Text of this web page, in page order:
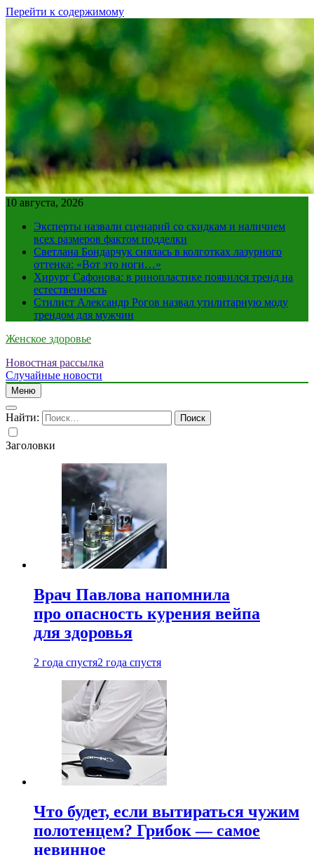
Перейти к содержимому
10 августа, 2026
Эксперты назвали сценарий со скидкам и наличием
всех размеров фактом подделки
Светлана Бондарчук снялась в колготках лазурного
оттенка: «Вот это ноги…»
Хирург Сафонова: в ринопластике появился тренд на
естественность
Стилист Александр Рогов назвал утилитарную моду
трендом для мужчин
Женское здоровье
Новостная рассылка
Случайные новости
Меню
Найти:
Заголовки
Врач Павлова напомнила
про опасность курения вейпа
для здоровья
2 года спустя2 года спустя
Что будет, если вытираться чужим
полотенцем? Грибок — самое
невинное